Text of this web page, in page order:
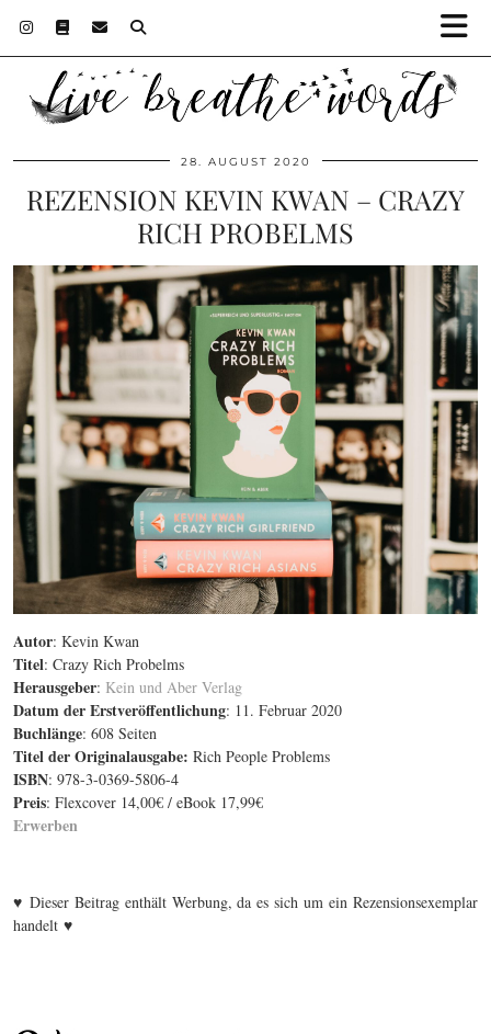
28. AUGUST 2020
REZENSION KEVIN KWAN – CRAZY
RICH PROBELMS
Autor: Kevin Kwan
Titel: Crazy Rich Probelms
Herausgeber: Kein und Aber Verlag
Datum der Erstveröffentlichung: 11. Februar 2020
Buchlänge: 608 Seiten
Titel der Originalausgabe: Rich People Problems
ISBN: 978-3-0369-5806-4
Preis: Flexcover 14,00€ / eBook 17,99€
Erwerben
♥ Dieser Beitrag enthält Werbung, da es sich um ein Rezensionsexemplar
handelt ♥